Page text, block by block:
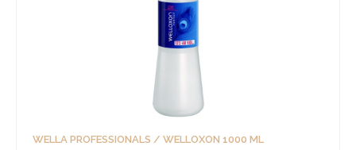
WELLA PROFESSIONALS / WELLOXON 1000 ML